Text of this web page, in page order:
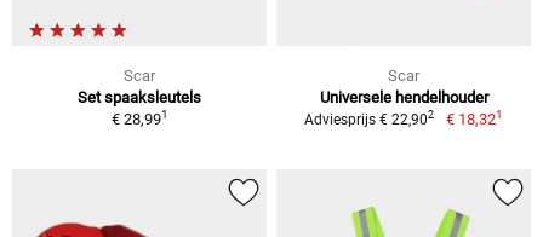
Scar
Set spaaksleutels
€ 28,991
Scar
Universele hendelhouder
Adviesprijs € 22,902 € 18,321